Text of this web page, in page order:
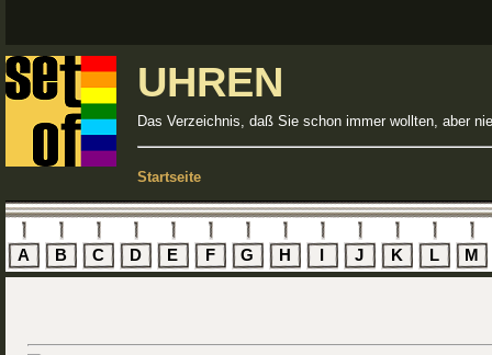
UHREN
Das Verzeichnis, daß Sie schon immer wollten, aber
Startseite
A B C D E F G H I J K L M